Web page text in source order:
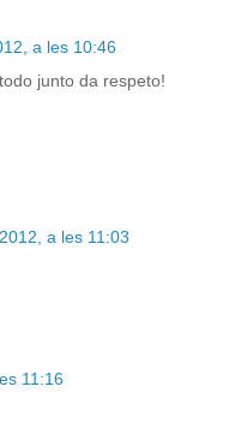
a les 10:46
junto da respeto!
a les 11:03
11:16